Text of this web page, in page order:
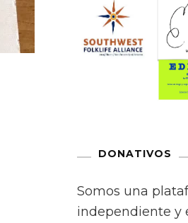
DONATIVOS
Somos una
independiente y